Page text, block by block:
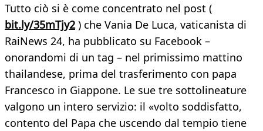
Tutto ciò si è come concentrato nel post (
bit.ly/35mTjy2) che Vania De Luca, vaticanista di
RaiNews 24, ha pubblicato su Facebook –
onorandomi di un tag – nel primissimo mattino
thailandese, prima del trasferimento con papa
Francesco in Giappone. Le sue tre sottolineature
valgono un intero servizio: il «volto soddisfatto,
contento del Papa che uscendo dal tempio tiene